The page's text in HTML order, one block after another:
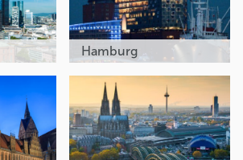
Hamburg